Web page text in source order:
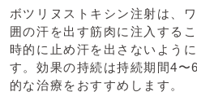
ボツリヌストキシン注射は、
囲の汗を出す筋肉に注入する
時的に止め汗を出さないよう
す。効果の持続は持続期間4〜
的な治療をおすすめします。